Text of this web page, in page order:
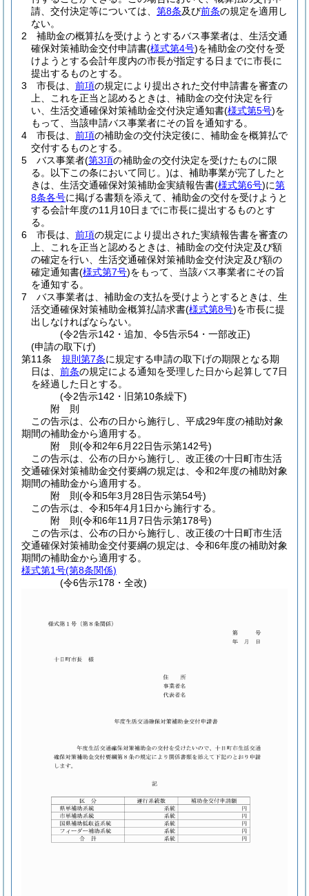
請、交付決定等については、 第8条及び前条の規定を適用し
ない。
2
補助金の概算払を受けようとするバス事業者は、生活交通
確保対策補助金交付申請書(様式第4号)を補助金の交付を受
けようとする会計年度内の市長が指定する日までに市長に
提出するものとする。
3
市長は、 前項の規定により提出された交付申請書を審査の
上、これを正当と認めるときは、補助金の交付決定を行
い、生活交通確保対策補助金交付決定通知書(様式第5号)を
もって、当該申請バス事業者にその旨を通知する。
4
市長は、 前項の補助金の交付決定後に、補助金を概算払で
交付するものとする。
5
バス事業者(第3項の補助金の交付決定を受けたものに限
る。以下この条において同じ。)は、補助事業が完了したと
きは、生活交通確保対策補助金実績報告書(様式第6号)に第
8条各号に掲げる書類を添えて、補助金の交付を受けようと
する会計年度の11月10日までに市長に提出するものとす
る。
6
市長は、 前項の規定により提出された実績報告書を審査の
上、これを正当と認めるときは、補助金の交付決定及び額
の確定を行い、生活交通確保対策補助金交付決定及び額の
確定通知書(様式第7号)をもって、当該バス事業者にその旨
を通知する。
7
バス事業者は、補助金の支払を受けようとするときは、生
活交通確保対策補助金概算払請求書(様式第8号)を市長に提
出しなければならない。
(令2告示142・追加、令5告示54・一部改正)
(申請の取下げ)
第11条
規則第7条に規定する申請の取下げの期限となる期
日は、 前条の規定による通知を受理した日から起算して7日
を経過した日とする。
(令2告示142・旧第10条繰下)
附 則
この告示は、公布の日から施行し、平成29年度の補助対象
期間の補助金から適用する。
附 則(令和2年6月22日告示第142号)
この告示は、公布の日から施行し、改正後の十日町市生活
交通確保対策補助金交付要綱の規定は、令和2年度の補助対象
期間の補助金から適用する。
附 則(令和5年3月28日告示第54号)
この告示は、令和5年4月1日から施行する。
附 則(令和6年11月7日告示第178号)
この告示は、公布の日から施行し、改正後の十日町市生活
交通確保対策補助金交付要綱の規定は、令和6年度の補助対象
期間の補助金から適用する。
様式第1号(第8条関係)
(令6告示178・全改)